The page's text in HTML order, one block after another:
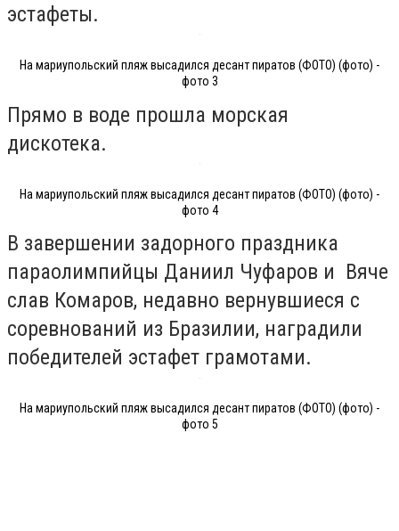
эстафеты.
На мариупольский пляж высадился десант пиратов (ФОТО) (фото) -
фото 3
Прямо в воде прошла морская
дискотека.
На мариупольский пляж высадился десант пиратов (ФОТО) (фото) -
фото 4
В завершении задорного праздника
параолимпийцы Даниил Чуфаров и Вяче
слав Комаров, недавно вернувшиеся с
соревнований из Бразилии, наградили
победителей эстафет грамотами.
На мариупольский пляж высадился десант пиратов (ФОТО) (фото) -
фото 5